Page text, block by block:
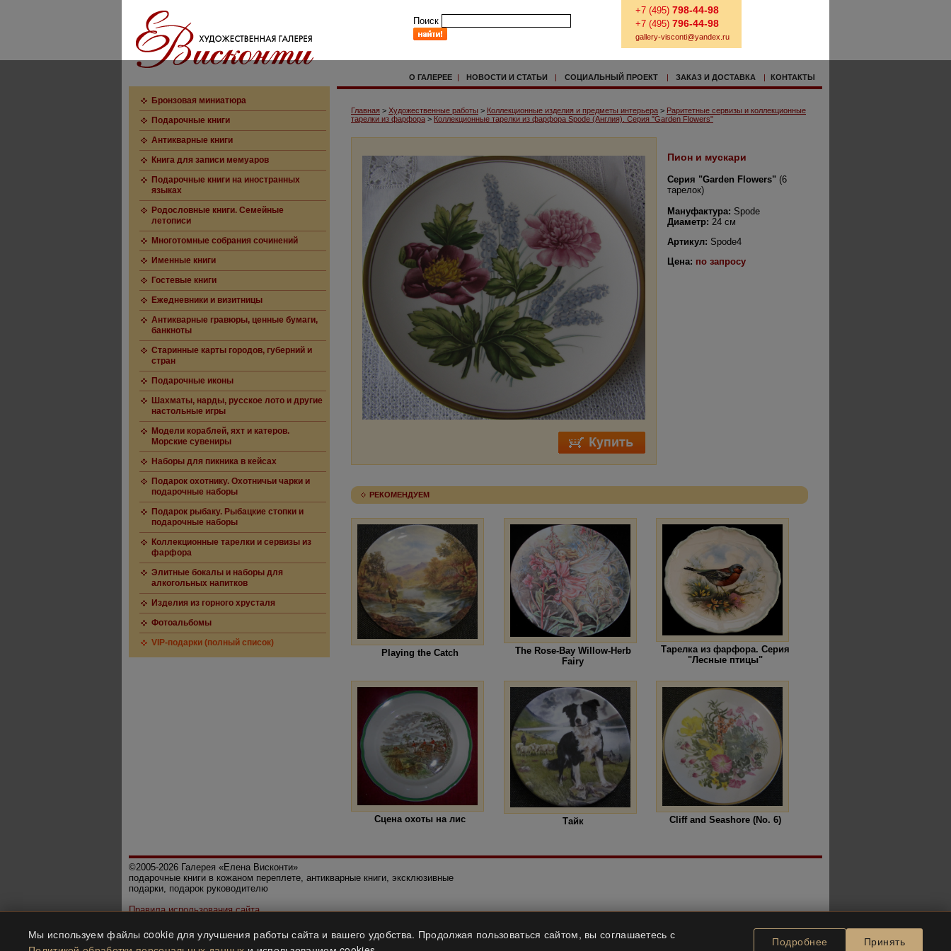
Поиск
+7 (495) 798-44-98
+7 (495) 796-44-98
gallery-visconti@yandex.ru
О ГАЛЕРЕЕ | НОВОСТИ И СТАТЬИ | СОЦИАЛЬНЫЙ ПРОЕКТ | ЗАКАЗ И ДОСТАВКА | КОНТАКТЫ
Бронзовая миниатюра
Подарочные книги
Антикварные книги
Книга для записи мемуаров
Подарочные книги на иностранных
языках
Родословные книги. Семейные
летописи
Многотомные собрания сочинений
Именные книги
Гостевые книги
Ежедневники и визитницы
Антикварные гравюры, ценные бумаги,
банкноты
Старинные карты городов, губерний и
стран
Подарочные иконы
Шахматы, нарды, русское лото и другие
настольные игры
Модели кораблей, яхт и катеров.
Морские сувениры
Наборы для пикника в кейсах
Подарок охотнику. Охотничьи чарки и
подарочные наборы
Подарок рыбаку. Рыбацкие стопки и
подарочные наборы
Коллекционные тарелки и сервизы из
фарфора
Элитные бокалы и наборы для
алкогольных напитков
Изделия из горного хрусталя
Фотоальбомы
VIP-подарки (полный список)
Главная > Художественные работы > Коллекционные изделия и предметы интерьера > Раритетные сервизы и коллекционные
тарелки из фарфора > Коллекционные тарелки из фарфора Spode (Англия). Серия "Garden Flowers"
Пион и мускари
Серия "Garden Flowers" (6
тарелок)
Мануфактура: Spode
Диаметр: 24 см
Артикул: Spode4
Цена: по запросу
РЕКОМЕНДУЕМ
Playing the Catch
The Rose-Bay Willow-Herb
Fairy
Тарелка из фарфора. Серия
"Лесные птицы"
Сцена охоты на лис Тайк Cliff and Seashore (No. 6)
©2005-2026 Галерея «Елена Висконти»
подарочные книги в кожаном переплете, антикварные книги, эксклюзивные
подарки, подарок руководителю
Правила использования сайта
Все права защищены.
Мы используем файлы cookie для улучшения работы сайта и вашего удобства. Продолжая пользоваться сайтом, вы соглашаетесь с
Подробнее Принять